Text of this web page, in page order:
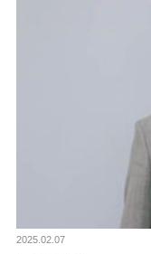
2025.02.07